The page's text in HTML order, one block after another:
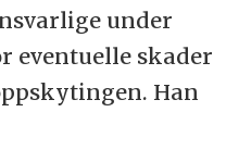
under
eventuelle skader
Han